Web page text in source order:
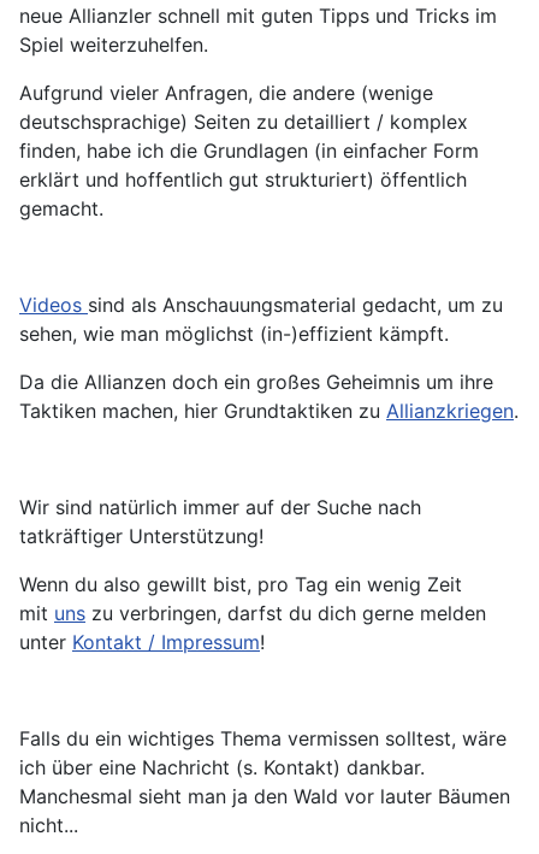
neue Allianzler schnell mit guten Tipps und Tricks im
Spiel weiterzuhelfen.
Aufgrund vieler Anfragen, die andere (wenige
deutschsprachige) Seiten zu detailliert / komplex
finden, habe ich die Grundlagen (in einfacher Form
erklärt und hoffentlich gut strukturiert) öffentlich
gemacht.
Videos sind als Anschauungsmaterial gedacht, um zu
sehen, wie man möglichst (in-)effizient kämpft.
Da die Allianzen doch ein großes Geheimnis um ihre
Taktiken machen, hier Grundtaktiken zu Allianzkriegen.
Wir sind natürlich immer auf der Suche nach
tatkräftiger Unterstützung!
Wenn du also gewillt bist, pro Tag ein wenig Zeit
mit uns zu verbringen, darfst du dich gerne melden
unter Kontakt / Impressum!
Falls du ein wichtiges Thema vermissen solltest, wäre
ich über eine Nachricht (s. Kontakt) dankbar.
Manchesmal sieht man ja den Wald vor lauter Bäumen
nicht...